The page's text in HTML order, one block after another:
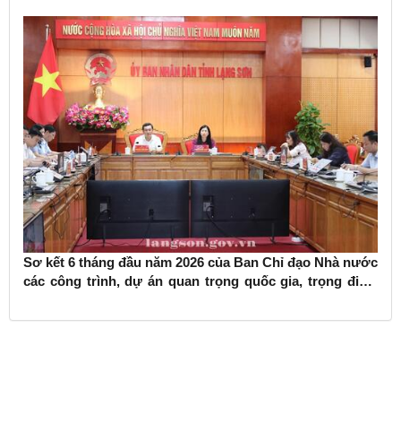
Sơ kết 6 tháng đầu năm 2026 của Ban Chỉ đạo Nhà nước
các công trình, dự án quan trọng quốc gia, trọng điểm